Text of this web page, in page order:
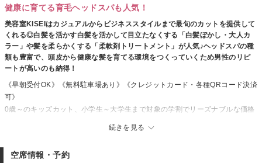
健康に育てる育毛ヘッドスパも人気！
美容室KISEIはカジュアルからビジネススタイルまで最旬のカットを提供して
くれる◎白髪を活かす白髪を活かして目立たなくする「白髪ぼかし・大人カ
ラー」や髪を柔らかくする「柔軟剤トリートメント」が人気♪ヘッドスパの種
類も豊富で、頭皮から健康な髪を育てる環境をつくっていくため男性のリピ
ートが高いのも納得！
続きを見る
《早朝受付OK》《無料駐車場あり》《クレジットカード・各種QRコード決済
可》
0歳～のキッズカット、小学生～大学生まで対象の学割でリーズナブルな価格
ヘアメイクを担当する技術者が揃っているから要望に寄り添って最旬のスタ
空席情報・予約